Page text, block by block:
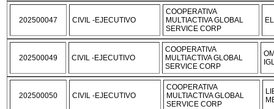
202500047 CIVIL -EJECUTIVO
COOPERATIVA
MULTIACTIVA GLOBAL
SERVICE CORP
202500049 CIVIL -EJECUTIVO
COOPERATIVA
MULTIACTIVA GLOBAL
SERVICE CORP
202500050 CIVIL -EJECUTIVO
COOPERATIVA
MULTIACTIVA GLOBAL
SERVICE CORP